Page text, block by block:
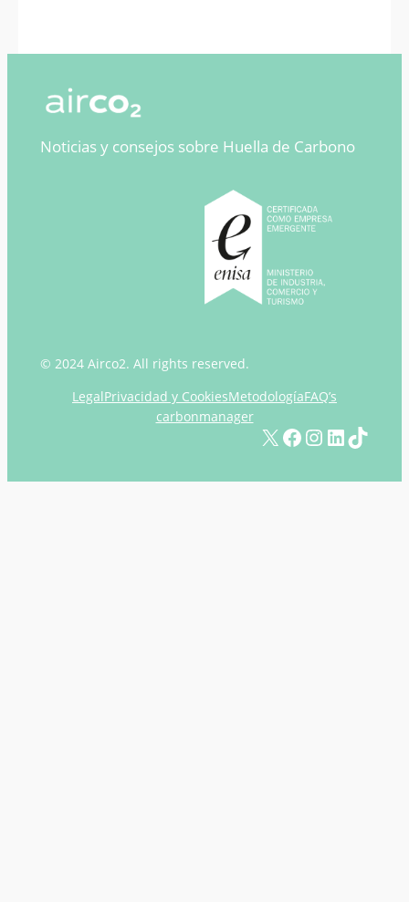
Noticias y consejos sobre Huella de Carbono
© 2024 Airco2. All rights reserved.
LegalPrivacidad y CookiesMetodologíaFAQ’s
carbonmanager
X Facebook InstagramLinkedIn TikTok